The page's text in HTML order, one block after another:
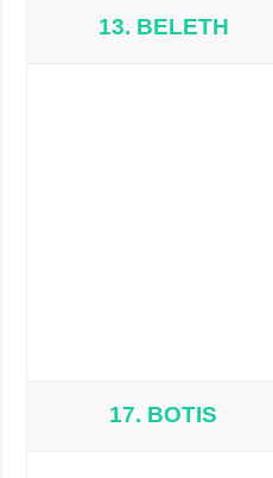
13. BELETH
17. BOTIS